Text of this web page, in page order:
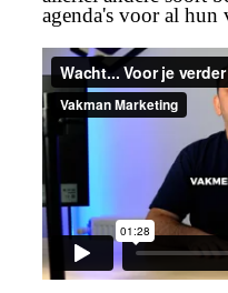
agenda's voor al hun